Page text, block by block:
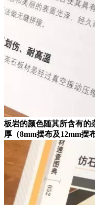
板岩的颜色随其所含有的
厚（8mm摆布及12mm摆